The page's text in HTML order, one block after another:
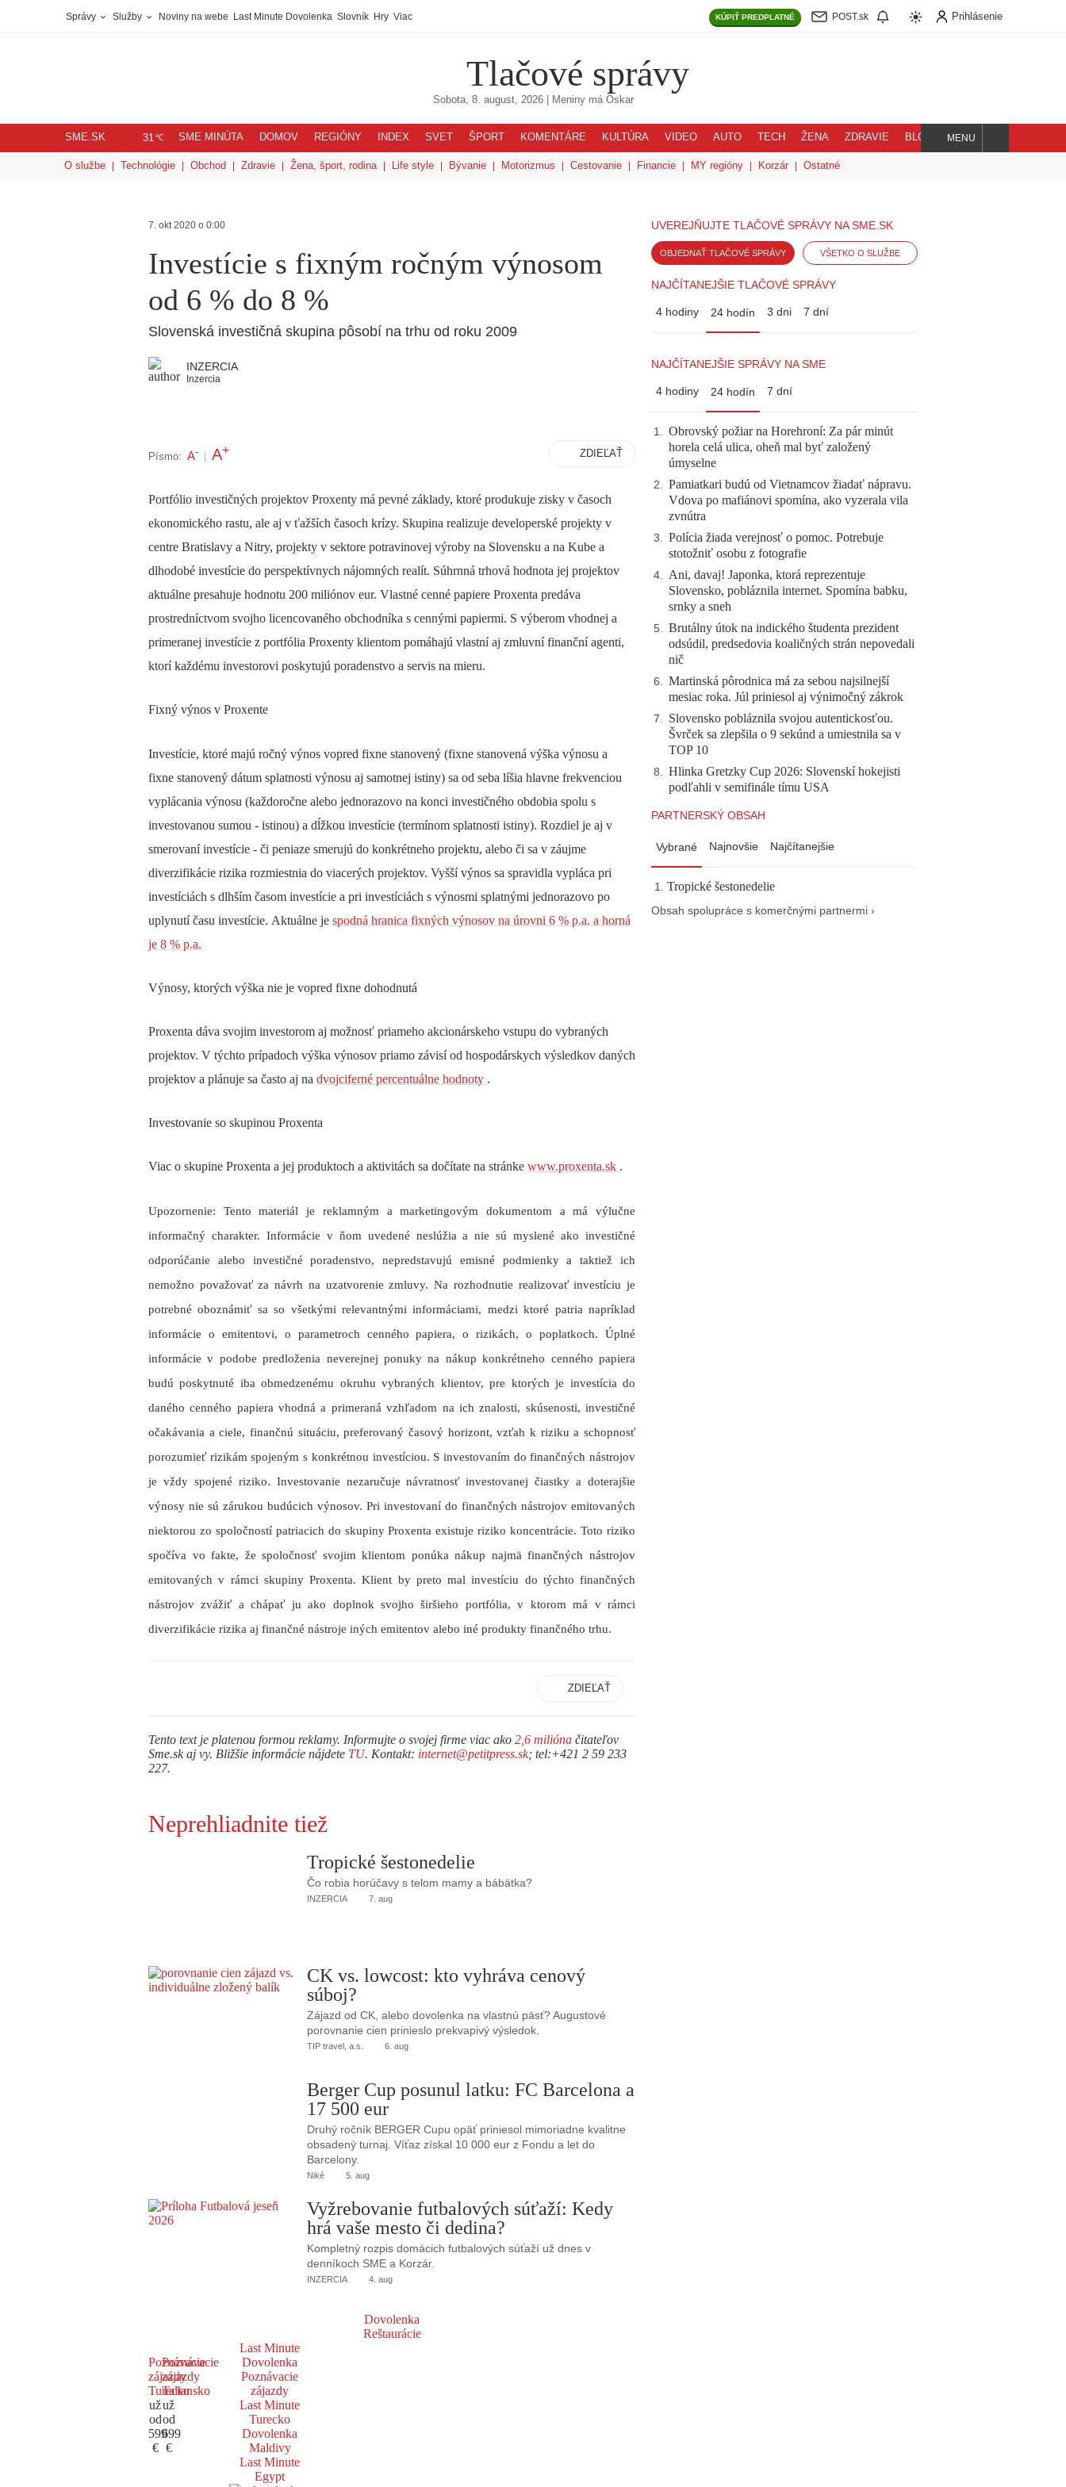
Správy Služby Noviny na webe Last Minute Dovolenka Slovník Hry Viac KÚPIŤ PREDPLATNÉ POST.sk Prihlásenie
Tlačové správy
Sobota, 8. august, 2026| Meniny má Oskar
SME.SK 31℃ SME MINÚTA DOMOV REGIÓNY INDEX SVET ŠPORT KOMENTÁRE KULTÚRA VIDEO AUTO TECH ŽENA ZDRAVIE BLOG
Hľadaj
MENU
O službe Technológie Obchod Zdravie Žena, šport, rodina Life style Bývanie Motorizmus Cestovanie Financie MY regióny Korzár Ostatné
7. okt 2020 o 0:00
Investície s fixným ročným výnosom
od 6 % do 8 %
Slovenská investičná skupina pôsobí na trhu od roku 2009
INZERCIA
Inzercia
Písmo: A- A+ ZDIEĽAŤ
Portfólio investičných projektov Proxenty má pevné základy, ktoré produkuje zisky v časoch
ekonomického rastu, ale aj v ťažších časoch krízy. Skupina realizuje developerské projekty v
centre Bratislavy a Nitry, projekty v sektore potravinovej výroby na Slovensku a na Kube a
dlhodobé investície do perspektívnych nájomných realít. Súhrnná trhová hodnota jej projektov
aktuálne presahuje hodnotu 200 miliónov eur. Vlastné cenné papiere Proxenta predáva
prostredníctvom svojho licencovaného obchodníka s cennými papiermi. S výberom vhodnej a
primeranej investície z portfólia Proxenty klientom pomáhajú vlastní aj zmluvní finanční agenti,
ktorí každému investorovi poskytujú poradenstvo a servis na mieru.
Fixný výnos v Proxente
Investície, ktoré majú ročný výnos vopred fixne stanovený (fixne stanovená výška výnosu a
fixne stanovený dátum splatnosti výnosu aj samotnej istiny) sa od seba líšia hlavne frekvenciou
vyplácania výnosu (každoročne alebo jednorazovo na konci investičného obdobia spolu s
investovanou sumou - istinou) a dĺžkou investície (termínom splatnosti istiny). Rozdiel je aj v
smerovaní investície - či peniaze smerujú do konkrétneho projektu, alebo či sa v záujme
diverzifikácie rizika rozmiestnia do viacerých projektov. Vyšší výnos sa spravidla vypláca pri
investíciách s dlhším časom investície a pri investíciách s výnosmi splatnými jednorazovo po
uplynutí času investície. Aktuálne je spodná hranica fixných výnosov na úrovni 6 % p.a. a horná
je 8 % p.a.
Výnosy, ktorých výška nie je vopred fixne dohodnutá
Proxenta dáva svojim investorom aj možnosť priameho akcionárskeho vstupu do vybraných
projektov. V týchto prípadoch výška výnosov priamo závisí od hospodárskych výsledkov daných
projektov a plánuje sa často aj na dvojciferné percentuálne hodnoty .
Investovanie so skupinou Proxenta
Viac o skupine Proxenta a jej produktoch a aktivitách sa dočítate na stránke www.proxenta.sk .
Upozornenie: Tento materiál je reklamným a marketingovým dokumentom a má výlučne
informačný charakter. Informácie v ňom uvedené neslúžia a nie sú myslené ako investičné
odporúčanie alebo investičné poradenstvo, nepredstavujú emisné podmienky a taktiež ich
nemožno považovať za návrh na uzatvorenie zmluvy. Na rozhodnutie realizovať investíciu je
potrebné oboznámiť sa so všetkými relevantnými informáciami, medzi ktoré patria napríklad
informácie o emitentovi, o parametroch cenného papiera, o rizikách, o poplatkoch. Úplné
informácie v podobe predloženia neverejnej ponuky na nákup konkrétneho cenného papiera
budú poskytnuté iba obmedzenému okruhu vybraných klientov, pre ktorých je investícia do
daného cenného papiera vhodná a primeraná vzhľadom na ich znalosti, skúsenosti, investičné
očakávania a ciele, finančnú situáciu, preferovaný časový horizont, vzťah k riziku a schopnosť
porozumieť rizikám spojeným s konkrétnou investíciou. S investovaním do finančných nástrojov
je vždy spojené riziko. Investovanie nezaručuje návratnosť investovanej čiastky a doterajšie
výnosy nie sú zárukou budúcich výnosov. Pri investovaní do finančných nástrojov emitovaných
niektorou zo spoločností patriacich do skupiny Proxenta existuje riziko koncentrácie. Toto riziko
spočíva vo fakte, že spoločnosť svojim klientom ponúka nákup najmä finančných nástrojov
emitovaných v rámci skupiny Proxenta. Klient by preto mal investíciu do týchto finančných
nástrojov zvážiť a chápať ju ako doplnok svojho širšieho portfólia, v ktorom má v rámci
diverzifikácie rizika aj finančné nástroje iných emitentov alebo iné produkty finančného trhu.
ZDIEĽAŤ
Tento text je platenou formou reklamy. Informujte o svojej firme viac ako 2,6 milióna čitateľov
Sme.sk aj vy. Bližšie informácie nájdete TU. Kontakt: internet@petitpress.sk; tel:+421 2 59 233
227.
UVEREJŇUJTE TLAČOVÉ SPRÁVY NA SME.SK
OBJEDNAŤ TLAČOVÉ SPRÁVY VŠETKO O SLUŽBE
NAJČÍTANEJŠIE TLAČOVÉ SPRÁVY
4 hodiny 24 hodín 3 dni 7 dní
NAJČÍTANEJŠIE SPRÁVY NA SME
4 hodiny 24 hodín 7 dní
1. Obrovský požiar na Horehroní: Za pár minút
horela celá ulica, oheň mal byť založený
úmyselne
2. Pamiatkari budú od Vietnamcov žiadať nápravu.
Vdova po mafiánovi spomína, ako vyzerala vila
zvnútra
3. Polícia žiada verejnosť o pomoc. Potrebuje
stotožniť osobu z fotografie
4. Ani, davaj! Japonka, ktorá reprezentuje
Slovensko, pobláznila internet. Spomína babku,
srnky a sneh
5. Brutálny útok na indického študenta prezident
odsúdil, predsedovia koaličných strán nepovedali
nič
6. Martinská pôrodnica má za sebou najsilnejší
mesiac roka. Júl priniesol aj výnimočný zákrok
7. Slovensko pobláznila svojou autentickosťou.
Švrček sa zlepšila o 9 sekúnd a umiestnila sa v
TOP 10
8. Hlinka Gretzky Cup 2026: Slovenskí hokejisti
podľahli v semifinále tímu USA
PARTNERSKÝ OBSAH
Vybrané Najnovšie Najčítanejšie
Tropické šestonedelie
Obsah spolupráce s komerčnými partnermi ›
Neprehliadnite tiež
Tropické šestonedelie
Čo robia horúčavy s telom mamy a bábätka?
INZERCIA 7. aug
CK vs. lowcost: kto vyhráva cenový
súboj?
Zájazd od CK, alebo dovolenka na vlastnú päsť? Augustové
porovnanie cien prinieslo prekvapivý výsledok.
TIP travel, a.s. 6. aug
Berger Cup posunul latku: FC Barcelona a
17 500 eur
Druhý ročník BERGER Cupu opäť priniesol mimoriadne kvalitne
obsadený turnaj. Víťaz získal 10 000 eur z Fondu a let do
Barcelony.
Niké 5. aug
Vyžrebovanie futbalových súťaží: Kedy
hrá vaše mesto či dedina?
Kompletný rozpis domácich futbalových súťaží už dnes v
denníkoch SME a Korzár.
INZERCIA 4. aug
Dovolenka
Reštaurácie
Poznávacie
zájazdy
Turecko
už
od
599
€
Poznávacie
zájazdy
Taliansko
už
od
699
€
Last Minute
Dovolenka
Poznávacie
zájazdy
Last Minute
Turecko
Dovolenka
Maldivy
Last Minute
Egypt